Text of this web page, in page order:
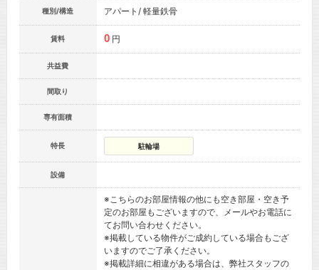
種別/構造 アパート/ 軽量鉄骨
賃料 0 円
共益費
間取り
専有面積
特長 駐輪場
設備
※こちらのお部屋情報の他にも空き部屋・空き予
定のお部屋もございますので、メールやお電話に
てお問い合わせください。
※掲載している物件がご成約している場合もござ
いますのでご了承ください。
※掲載詳細に相違がある場合は、弊社スタッフの